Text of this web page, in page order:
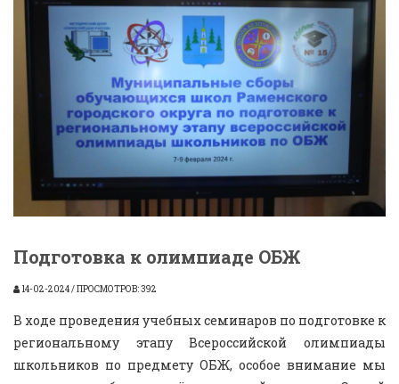
Подготовка к олимпиаде ОБЖ
14-02-2024 / ПРОСМОТРОВ: 392
В ходе проведения учебных семинаров по подготовке к
региональному этапу Всероссийской олимпиады
школьников по предмету ОБЖ, особое внимание мы